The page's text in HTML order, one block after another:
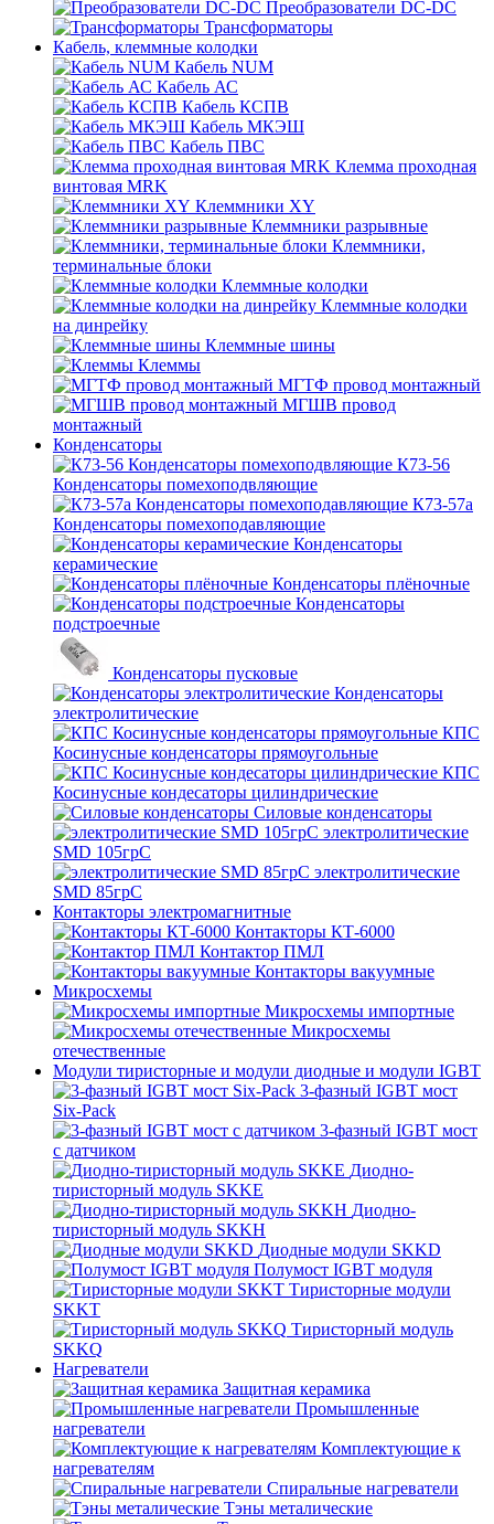
Преобразователи DC-DC
Трансформаторы
Кабель, клеммные колодки
Кабель NUM
Кабель АС
Кабель КСПВ
Кабель МКЭШ
Кабель ПВС
Клемма проходная
винтовая MRK
Клеммники XY
Клеммники разрывные
Клеммники,
терминальные блоки
Клеммные колодки
Клеммные колодки
на динрейку
Клеммные шины
Клеммы
МГТФ провод монтажный
МГШВ провод
монтажный
Конденсаторы
К73-56
Конденсаторы помехоподвляющие
К73-57а
Конденсаторы помехоподавляющие
Конденсаторы
керамические
Конденсаторы плёночные
Конденсаторы
подстроечные
Конденсаторы пусковые
Конденсаторы
электролитические
КПС
Косинусные конденсаторы прямоугольные
КПС
Косинусные кондесаторы цилиндрические
Силовые конденсаторы
электролитические
SMD 105грС
электролитические
SMD 85грС
Контакторы электромагнитные
Контакторы КТ-6000
Контактор ПМЛ
Контакторы вакуумные
Микросхемы
Микросхемы импортные
Микросхемы
отечественные
Модули тиристорные и модули диодные и модули IGBT
3-фазный IGBT мост
Six-Pack
3-фазный IGBT мост
с датчиком
Диодно-
тиристорный модуль SKKE
Диодно-
тиристорный модуль SKKH
Диодные модули SKKD
Полумост IGBT модуля
Тиристорные модули
SKKT
Тиристорный модуль
SKKQ
Нагреватели
Защитная керамика
Промышленные
нагреватели
Комплектующие к
нагревателям
Спиральные нагреватели
Тэны металические